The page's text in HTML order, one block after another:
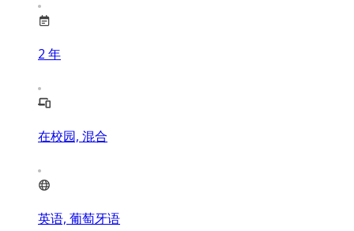
2 年
在校园, 混合
英语, 葡萄牙语